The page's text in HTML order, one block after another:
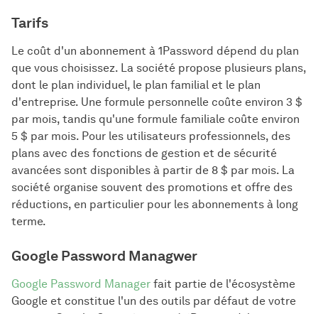
Tarifs
Le coût d'un abonnement à 1Password dépend du plan
que vous choisissez. La société propose plusieurs plans,
dont le plan individuel, le plan familial et le plan
d'entreprise. Une formule personnelle coûte environ 3 $
par mois, tandis qu'une formule familiale coûte environ
5 $ par mois. Pour les utilisateurs professionnels, des
plans avec des fonctions de gestion et de sécurité
avancées sont disponibles à partir de 8 $ par mois. La
société organise souvent des promotions et offre des
réductions, en particulier pour les abonnements à long
terme.
Google Password Managwer
Google Password Manager fait partie de l'écosystème
Google et constitue l'un des outils par défaut de votre